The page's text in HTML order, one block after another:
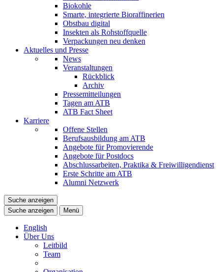
Biokohle
Smarte, integrierte Bioraffinerien
Obstbau digital
Insekten als Rohstoffquelle
Verpackungen neu denken
Aktuelles und Presse
News
Veranstaltungen
Rückblick
Archiv
Pressemitteilungen
Tagen am ATB
ATB Fact Sheet
Karriere
Offene Stellen
Berufsausbildung am ATB
Angebote für Promovierende
Angebote für Postdocs
Abschlussarbeiten, Praktika & Freiwilligendienst
Erste Schritte am ATB
Alumni Netzwerk
Suche anzeigen
Suche anzeigen
Menü
English
Über Uns
Leitbild
Team